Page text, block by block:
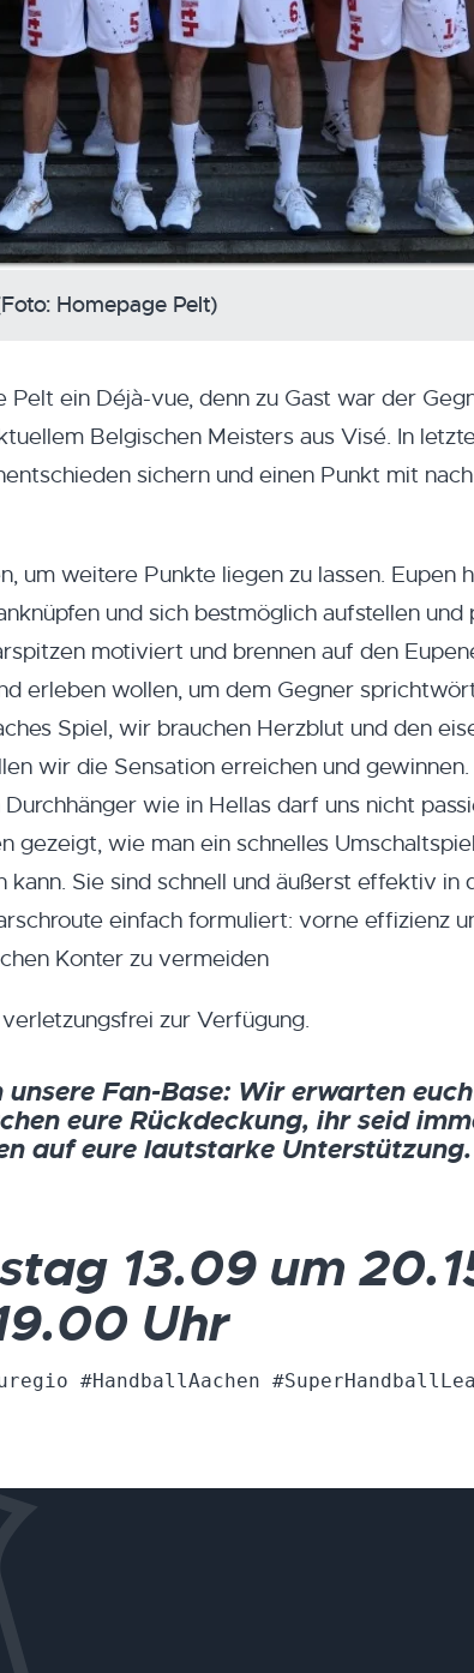
Homepage Pelt)
Pelt ein Déjà-vue, denn zu Gast war der
Belgischen Meisters aus Visé. In
sichern und einen Punkt mit
um weitere Punkte liegen zu lassen. Eupen
und sich bestmöglich aufstellen und
motiviert und brennen auf den
erleben wollen, um dem Gegner
Spiel, wir brauchen Herzblut und den
wir die Sensation erreichen und
wie in Hellas darf uns nicht
gezeigt, wie man ein schnelles
Sie sind schnell und äußerst effektiv in
einfach formuliert: vorne effizienz
Konter zu vermeiden
zur Verfügung.
Fan-Base: Wir erwarten
eure Rückdeckung, ihr seid
auf eure lautstarke Unterstützung.
13.09 um
Uhr
#HandballAachen